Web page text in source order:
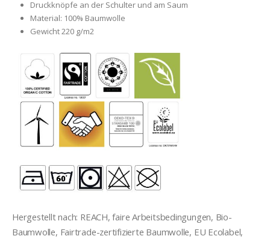
Druckknöpfe an der Schulter und am Saum
Material: 100% Baumwolle
Gewicht 220 g/m2
Hergestellt nach: REACH, faire Arbeitsbedingungen, Bio-
Baumwolle, Fairtrade-zertifizierte Baumwolle, EU Ecolabel,